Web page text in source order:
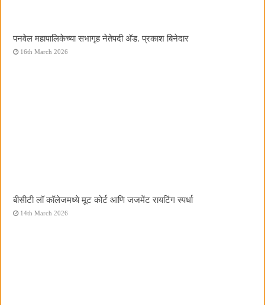
पनवेल महापालिकेच्या सभागृह नेतेपदी अ‍ॅड. प्रकाश बिनेदार
16th March 2026
बीसीटी लॉ कॉलेजमध्ये मूट कोर्ट आणि जजमेंट रायटिंग स्पर्धा
14th March 2026